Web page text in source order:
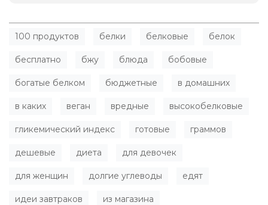
100 продуктов белки белковые белок
бесплатно бжу блюда бобовые
богатые белком бюджетные в домашних
в каких веган вредные высокобелковые
гликемический индекс готовые граммов
дешевые диета для девочек
для женщин долгие углеводы едят
идеи завтраков из магазина